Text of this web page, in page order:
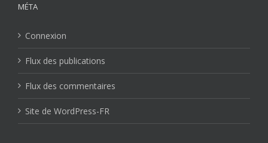
MÉTA
Connexion
Flux des publications
Flux des commentaires
Site de WordPress-FR